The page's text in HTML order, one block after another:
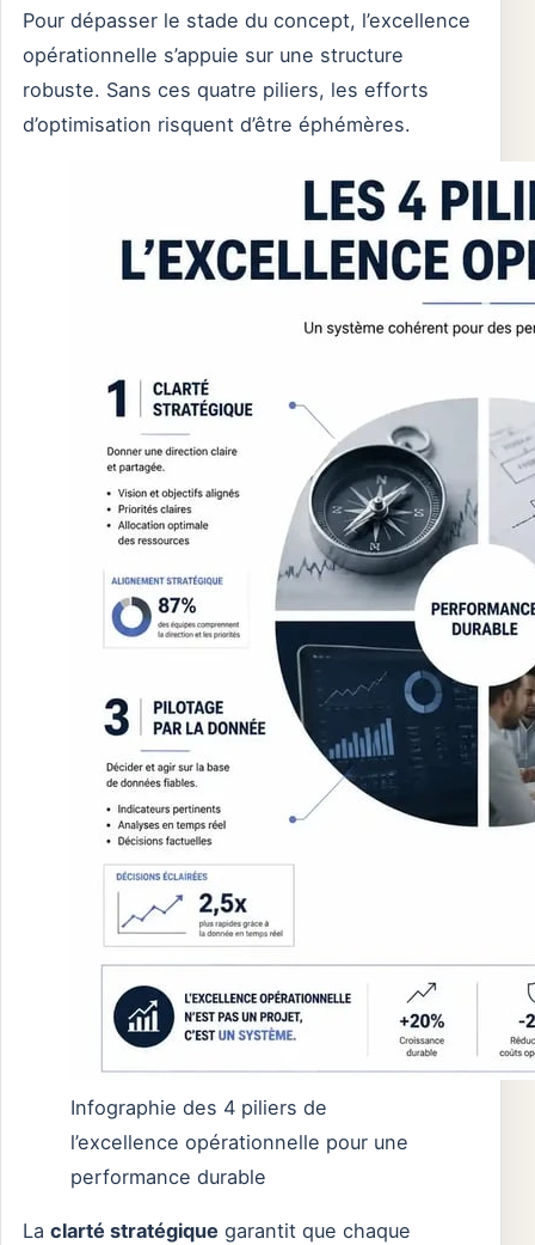
Pour dépasser le stade du concept, l’excellence
opérationnelle s’appuie sur une structure
robuste. Sans ces quatre piliers, les efforts
d’optimisation risquent d’être éphémères.
Infographie des 4 piliers de
l’excellence opérationnelle pour une
performance durable
La clarté stratégique garantit que chaque